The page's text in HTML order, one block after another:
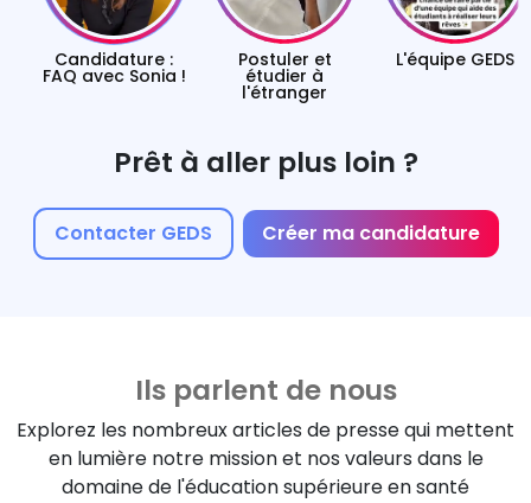
Prêt à aller plus loin ?
Contacter GEDS Créer ma candidature
Ils parlent de nous
Explorez les nombreux articles de presse qui mettent
en lumière notremission et nos valeurs dans le
domaine de l'éducation supérieure en santé